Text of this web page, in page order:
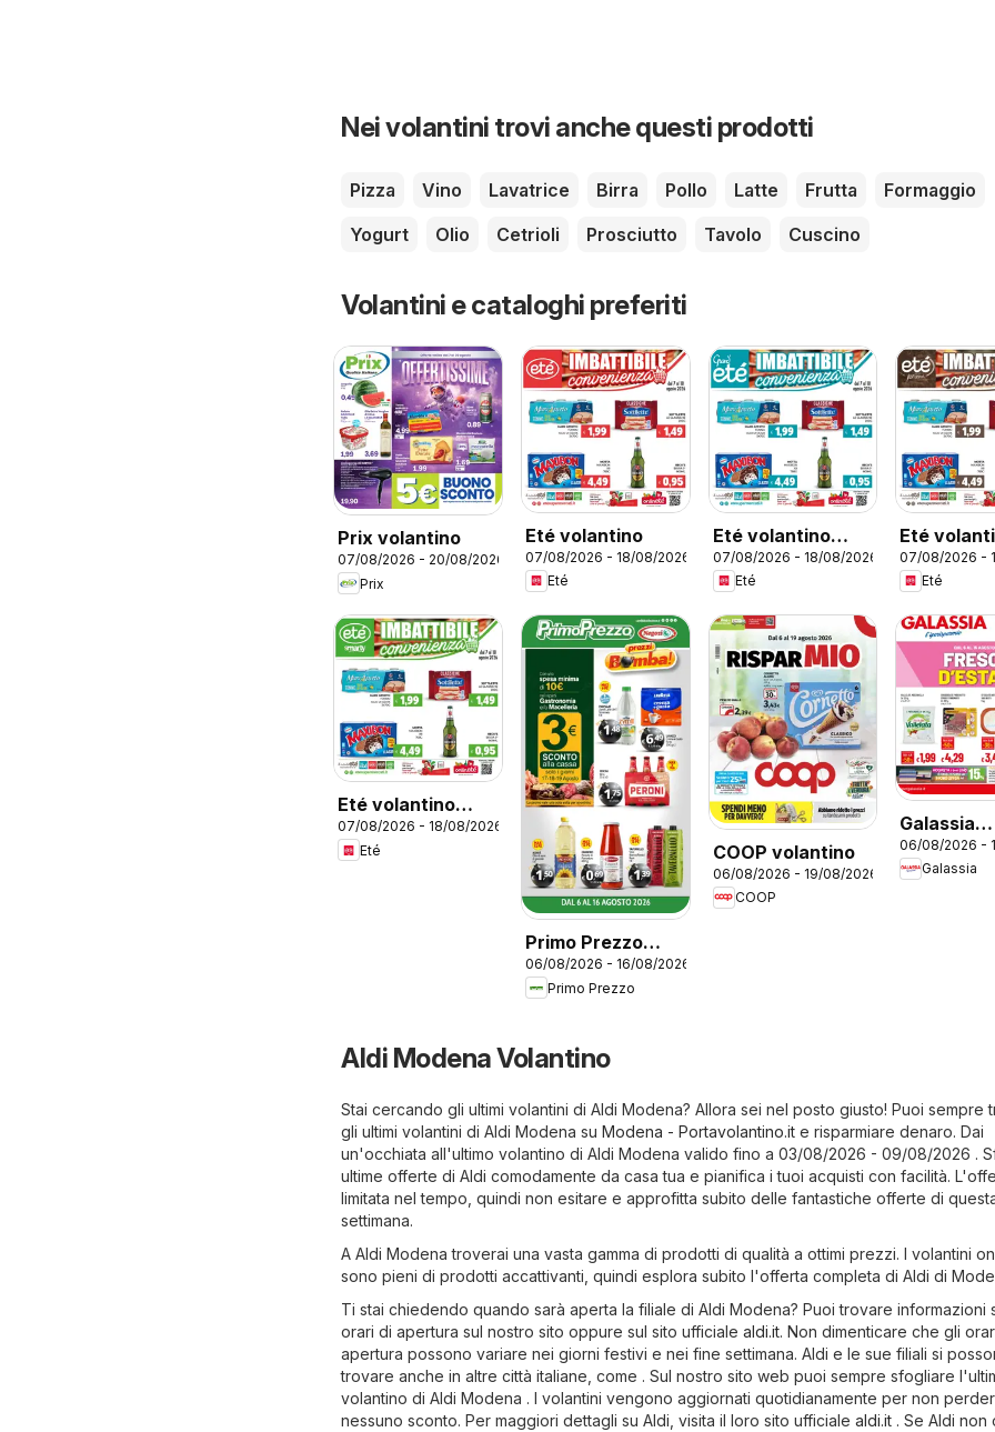
Nei volantini trovi anche questi prodotti
Pizza Vino Lavatrice Birra Pollo Latte Frutta
Formaggio
Yogurt
Olio Cetrioli Prosciutto Tavolo Cuscino
Volantini e cataloghi preferiti
Prix volantino
07/08/2026 - 20/08/2026
Prix
Eté volantino
07/08/2026 - 18/08/2026
Eté
Eté volantino
Grandeté
07/08/2026 - 18/08/2026
Eté
Eté
Prime
07/08/2026 -
Eté
Eté volantino
Smarty
07/08/2026 - 18/08/2026
Eté
Primo Prezzo
volantino
06/08/2026 - 16/08/2026
Primo Prezzo
COOP volantino
06/08/2026 - 19/08/2026
COOP
Galassia
volantino
06/08/2026 -
Galassia
Aldi Modena Volantino
Stai cercando gli ultimi volantini di Aldi Modena? Allora sei nel posto giusto! Puoi sempre
gli ultimi volantini di Aldi Modena su Modena - Portavolantino.it e risparmiare denaro. Dai
un'occhiata all'ultimo volantino di Aldi Modena valido fino a 03/08/2026 - 09/08/2026 .
ultime offerte di Aldi comodamente da casa tua e pianifica i tuoi acquisti con facilità.
limitata nel tempo, quindi non esitare e approfitta subito delle fantastiche offerte di
settimana.
A Aldi Modena troverai una vasta gamma di prodotti di qualità a ottimi prezzi. I volantini
sono pieni di prodotti accattivanti, quindi esplora subito l'offerta completa di Aldi di
Ti stai chiedendo quando sarà aperta la filiale di Aldi Modena? Puoi trovare informazioni
orari di apertura sul nostro sito oppure sul sito ufficiale aldi.it. Non dimenticare che gli
apertura possono variare nei giorni festivi e nei fine settimana. Aldi e le sue filiali si
trovare anche in altre città italiane, come . Sul nostro sito web puoi sempre sfogliare
volantino di Aldi Modena . I volantini vengono aggiornati quotidianamente per non
nessuno sconto. Per maggiori dettagli su Aldi, visita il loro sito ufficiale aldi.it . Se Aldi non